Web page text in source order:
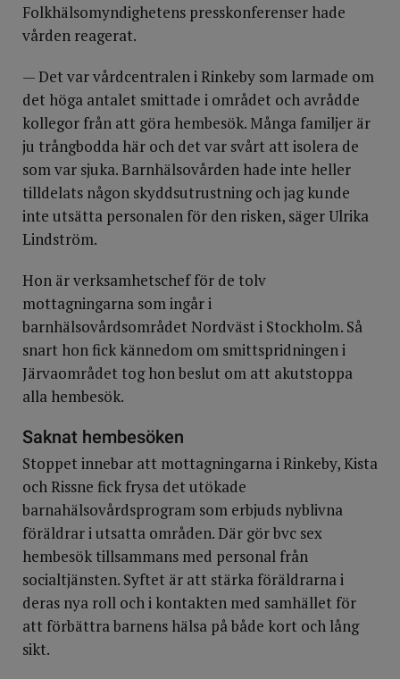
Folkhälsomyndighetens presskonferenser hade
vården reagerat.
— Det var vårdcentralen i Rinkeby som larmade om
det höga antalet smittade i området och avrådde
kollegor från att göra hembesök. Många familjer är
ju trångbodda här och det var svårt att isolera de
som var sjuka. Barnhälsovården hade inte heller
tilldelats någon skyddsutrustning och jag kunde
inte utsätta personalen för den risken, säger Ulrika
Lindström.
Hon är verksamhetschef för de tolv
mottagningarna som ingår i
barnhälsovårdsområdet Nordväst i Stockholm. Så
snart hon fick kännedom om smittspridningen i
Järvaområdet tog hon beslut om att akutstoppa
alla hembesök.
Saknat hembesöken
Stoppet innebar att mottagningarna i Rinkeby, Kista
och Rissne fick frysa det utökade
barnahälsovårdsprogram som erbjuds nyblivna
föräldrar i utsatta områden. Där gör bvc sex
hembesök tillsammans med personal från
socialtjänsten. Syftet är att stärka föräldrarna i
deras nya roll och i kontakten med samhället för
att förbättra barnens hälsa på både kort och lång
sikt.